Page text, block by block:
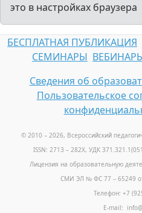
это в настройках браузера
БЕСПЛАТНАЯ ПУБЛИКАЦИЯ
СЕМИНАРЫ
Сведения об
Пользовательское
© 2010 – 2026, Всероссийский
ISSN: 2713 – 282X, УДК
Лицензия на образовательную
СМИ ЭЛ № ФС 77 – 65249
Телефон: +7
E-mail: